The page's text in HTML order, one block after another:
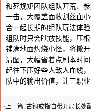
和死规矩团队组队开荒、
一击，大覆盖面收割丝血
合一起长期的组队玩法体
组队时只会瞎放技能，压
铺满地面灼烧小怪，将撒
清图，大幅省着点刷本时
起往下压好些人敌人血线
队中的输出价值，让三职
·上一篇: 古铜戒指自带开局长处